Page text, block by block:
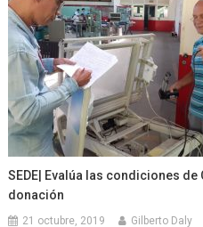
SEDE| Evalúa las condiciones
donación
21 octubre, 2019 Gilberto Daly